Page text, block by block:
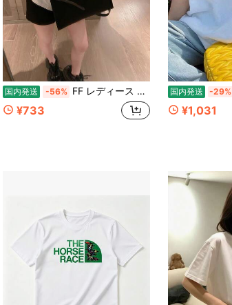
国内発送 -56% FF レディース クルーネック半袖 T シャツ 左胸ラインストーン四角ロゴプリント ホワイト綿トップス 柔らかレギュラーシルエット 通勤シンプルカジュアルにおすすめ
¥733
国内発送 -29%
¥1,031